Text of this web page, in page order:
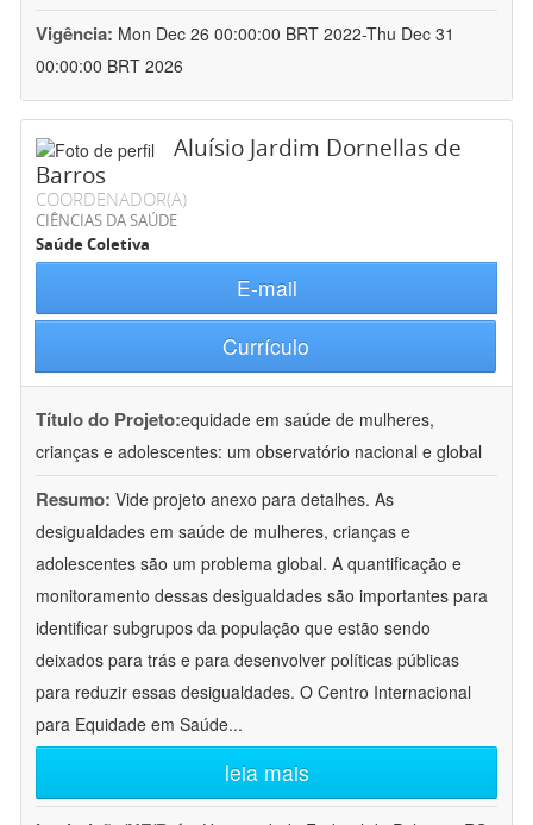
Vigência: Mon Dec 26 00:00:00 BRT 2022-Thu Dec 31
00:00:00 BRT 2026
Aluísio Jardim Dornellas de
Barros
COORDENADOR(A)
CIÊNCIAS DA SAÚDE
Saúde Coletiva
E-mail
Currículo
Título do Projeto:equidade em saúde de mulheres,
crianças e adolescentes: um observatório nacional e global
Resumo: Vide projeto anexo para detalhes. As
desigualdades em saúde de mulheres, crianças e
adolescentes são um problema global. A quantificação e
monitoramento dessas desigualdades são importantes para
identificar subgrupos da população que estão sendo
deixados para trás e para desenvolver políticas públicas
para reduzir essas desigualdades. O Centro Internacional
para Equidade em Saúde...
leia mais